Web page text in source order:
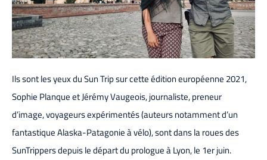
Ils sont les yeux du Sun Trip sur cette édition européenne 2021,
Sophie Planque et Jérémy Vaugeois, journaliste, preneur
d’image, voyageurs expérimentés (auteurs notamment d’un
fantastique Alaska-Patagonie à vélo), sont dans la roues des
SunTrippers depuis le départ du prologue à Lyon, le 1er juin.